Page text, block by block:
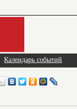
Календарь событий